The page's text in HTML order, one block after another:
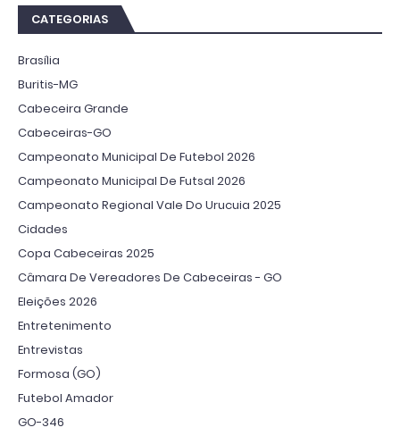
CATEGORIAS
Brasília
Buritis-MG
Cabeceira Grande
Cabeceiras-GO
Campeonato Municipal De Futebol 2026
Campeonato Municipal De Futsal 2026
Campeonato Regional Vale Do Urucuia 2025
Cidades
Copa Cabeceiras 2025
Câmara De Vereadores De Cabeceiras - GO
Eleições 2026
Entretenimento
Entrevistas
Formosa (GO)
Futebol Amador
GO-346